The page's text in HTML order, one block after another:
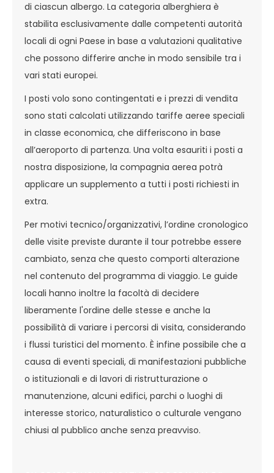
di ciascun albergo. La categoria alberghiera è
stabilita esclusivamente dalle competenti autorità
locali di ogni Paese in base a valutazioni qualitative
che possono differire anche in modo sensibile tra i
vari stati europei.
I posti volo sono contingentati e i prezzi di vendita
sono stati calcolati utilizzando tariffe aeree speciali
in classe economica, che differiscono in base
all’aeroporto di partenza. Una volta esauriti i posti a
nostra disposizione, la compagnia aerea potrà
applicare un supplemento a tutti i posti richiesti in
extra.
Per motivi tecnico/organizzativi, l’ordine cronologico
delle visite previste durante il tour potrebbe essere
cambiato, senza che questo comporti alterazione
nel contenuto del programma di viaggio. Le guide
locali hanno inoltre la facoltà di decidere
liberamente l'ordine delle stesse e anche la
possibilità di variare i percorsi di visita, considerando
i flussi turistici del momento. È infine possibile che a
causa di eventi speciali, di manifestazioni pubbliche
o istituzionali e di lavori di ristrutturazione o
manutenzione, alcuni edifici, parchi o luoghi di
interesse storico, naturalistico o culturale vengano
chiusi al pubblico anche senza preavviso.